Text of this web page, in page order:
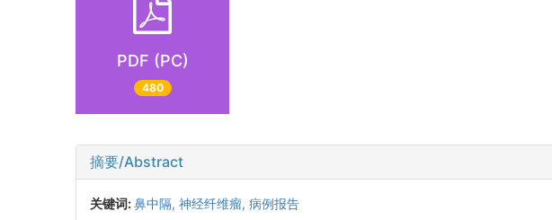
PDF (PC)
480
摘要/Abstract
关键词:鼻中隔, 神经纤维瘤, 病例报告